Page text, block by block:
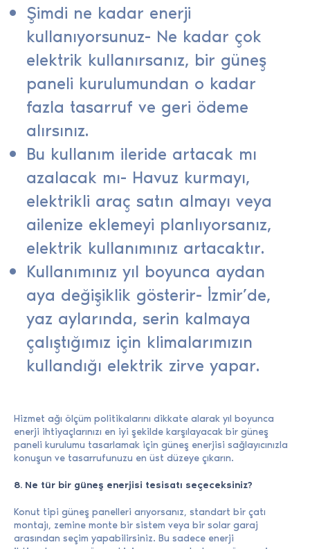
Şimdi ne kadar enerji
kullanıyorsunuz- Ne kadar çok
elektrik kullanırsanız, bir güneş
paneli kurulumundan o kadar
fazla tasarruf ve geri ödeme
alırsınız.
Bu kullanım ileride artacak mı
azalacak mı- Havuz kurmayı,
elektrikli araç satın almayı veya
ailenize eklemeyi planlıyorsanız,
elektrik kullanımınız artacaktır.
Kullanımınız yıl boyunca aydan
aya değişiklik gösterir- İzmir’de,
yaz aylarında, serin kalmaya
çalıştığımız için klimalarımızın
kullandığı elektrik zirve yapar.
Hizmet ağı ölçüm politikalarını dikkate alarak yıl boyunca
enerji ihtiyaçlarınızı en iyi şekilde karşılayacak bir güneş
paneli kurulumu tasarlamak için güneş enerjisi sağlayıcınızla
konuşun ve tasarrufunuzu en üst düzeye çıkarın.
8. Ne tür bir güneş enerjisi tesisatı seçeceksiniz?
Konut tipi güneş panelleri arıyorsanız, standart bir çatı
montajı, zemine monte bir sistem veya bir solar garaj
arasından seçim yapabilirsiniz. Bu sadece enerji